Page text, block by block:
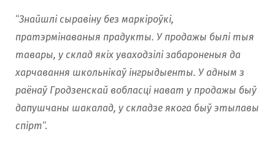
“Знайшлі сыравіну без маркіроўкі,
пратэрмінаваныя прадукты. У продажы былі тыя
тавары, у склад якіх уваходзілі забароненыя да
харчавання школьнікаў інгрыдыенты. У адным з
раёнаў Гродзенскай вобласці нават у продажы быў
дапушчаны шакалад, у складзе якога быў этылавы
спірт“.